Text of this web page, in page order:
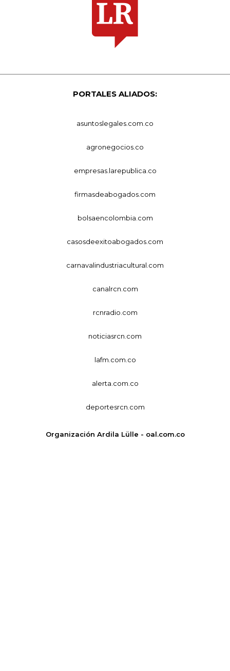
PORTALES ALIADOS:
asuntoslegales.com.co
agronegocios.co
empresas.larepublica.co
firmasdeabogados.com
bolsaencolombia.com
casosdeexitoabogados.com
carnavalindustriacultural.com
canalrcn.com
rcnradio.com
noticiasrcn.com
lafm.com.co
alerta.com.co
deportesrcn.com
Organización Ardila Lülle - oal.com.co